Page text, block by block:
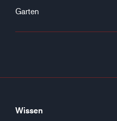
Garten
Wissen